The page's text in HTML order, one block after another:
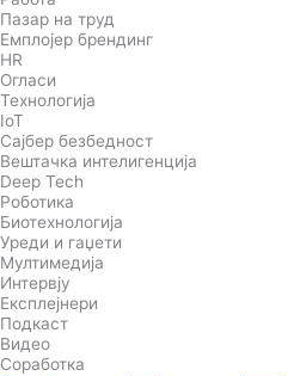
Пазар на труд
Емплојер брендинг
HR
Огласи
Технологија
IoT
Сајбер безбедност
Вештачка интелигенција
Deep Tech
Роботика
Биотехнологија
Уреди и гаџети
Мултимедија
Интервју
Експлејнери
Подкаст
Видео
Соработка